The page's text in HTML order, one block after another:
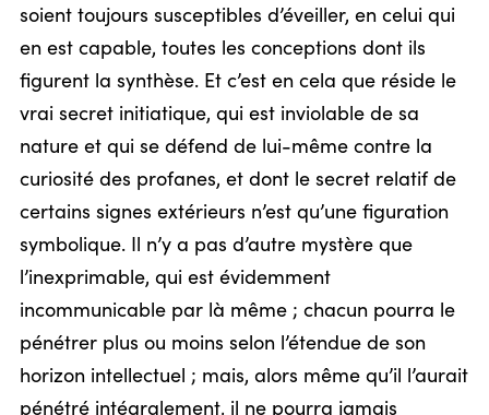
soient toujours susceptibles d’éveiller, en celui qui
en est capable, toutes les conceptions dont ils
figurent la synthèse. Et c’est en cela que réside le
vrai secret initiatique, qui est inviolable de sa
nature et qui se défend de lui-même contre la
curiosité des profanes, et dont le secret relatif de
certains signes extérieurs n’est qu’une figuration
symbolique. Il n’y a pas d’autre mystère que
l’inexprimable, qui est évidemment
incommunicable par là même ; chacun pourra le
pénétrer plus ou moins selon l’étendue de son
horizon intellectuel ; mais, alors même qu’il l’aurait
pénétré intégralement, il ne pourra jamais